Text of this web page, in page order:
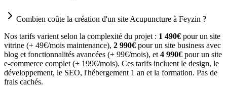
Combien coûte la création d'un site Acupuncture à Feyzin ?
Nos tarifs varient selon la complexité du projet : 1 490€ pour un site
vitrine (+ 49€/mois maintenance), 2 990€ pour un site business avec
blog et fonctionnalités avancées (+ 99€/mois), et 4 990€ pour un site
e-commerce complet (+ 199€/mois). Ces tarifs incluent le design, le
développement, le SEO, l'hébergement 1 an et la formation. Pas de
frais cachés.